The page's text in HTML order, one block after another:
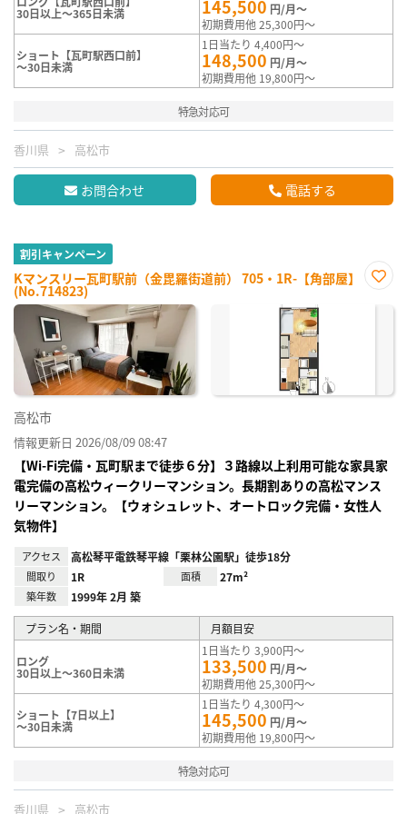
30日以上～365日未満 145,500 円/月～
初期費用他 25,300円～
ショート【瓦町駅西口前】
～30日未満
1日当たり 4,400円～
148,500 円/月～
初期費用他 19,800円～
特急対応可
香川県 高松市
お問合わせ 電話する
割引キャンペーン
Kマンスリー瓦町駅前（金毘羅街道前） 705・1R-【角部屋】
(No.714823)
に入
高松市
情報更新日 2026/08/09 08:47
【Wi-Fi完備・瓦町駅まで徒歩６分】３路線以上利用可能な家具家
電完備の高松ウィークリーマンション。長期割ありの高松マンス
リーマンション。【ウォシュレット、オートロック完備・女性人
気物件】
アクセス 高松琴平電鉄琴平線「栗林公園駅」徒歩18分
間取り 1R 面積 27m²
築年数 1999年 2月 築
プラン名・期間 月額目安
ロング
30日以上～360日未満
1日当たり 3,900円～
133,500 円/月～
初期費用他 25,300円～
ショート【7日以上】
～30日未満
1日当たり 4,300円～
145,500 円/月～
初期費用他 19,800円～
特急対応可
香川県 高松市